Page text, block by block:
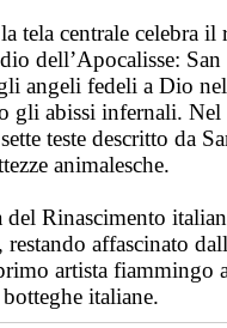
tela centrale celebra il
dell’Apocalisse:
angeli fedeli a Dio
gli abissi infernali.
teste descritto da
animalesche.
Rinascimento
restando affascinato
artista fiammingo
italiane.